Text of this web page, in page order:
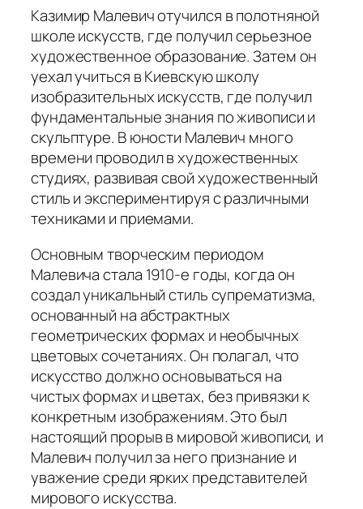
Казимир Малевичотучился в полотняной
школе искусств, где получил серьезное
художественное образование. Затем он
уехал учиться в Киевскую школу
изобразительных искусств, где получил
фундаментальные знания по живописи и
скульптуре. В юности Малевич много
времени проводил в художественных
студиях, развивая свой художественный
стиль и экспериментируя с различными
техниками и приемами.
Основным творческим периодом
Малевича стала 1910-е годы, когда он
создал уникальный стиль супрематизма,
основанный на абстрактных
геометрических формах и необычных
цветовых сочетаниях. Он полагал, что
искусство должно основываться на
чистых формах и цветах, без привязки к
конкретным изображениям. Это был
настоящий прорыв в мировой живописи, и
Малевич получил за него признание и
уважение среди ярких представителей
мирового искусства.